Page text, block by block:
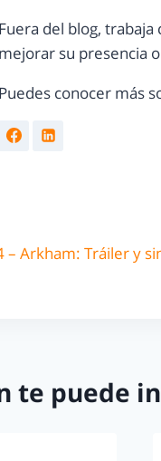
Fuera del blog,
mejorar su presencia
Puedes conocer más
– Arkham: Tráiler y
te puede